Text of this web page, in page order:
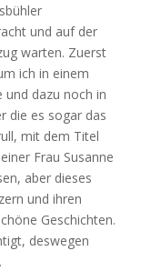
und auf der
warten. Zuerst
ich in einem
dazu noch in
die es sogar das
mit dem Titel
Frau Susanne
aber dieses
und ihren
Geschichten.
deswegen